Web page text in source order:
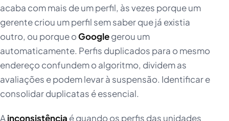
acaba com mais de um perfil, às vezes porque um
gerente criou um perfil sem saber que já existia
outro, ou porque oGooglegerou um
automaticamente. Perfis duplicados para o mesmo
endereço confundem o algoritmo, dividem as
avaliações e podem levar à suspensão. Identificar e
consolidar duplicatas é essencial.
Ainconsistência é quando os perfis das unidades